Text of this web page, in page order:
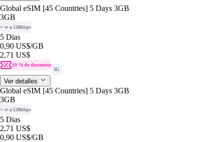
Global eSIM [45 Countries] 5 Days 3GB
3GB
+ ∞ a 128kbps
5 Dias
0,90 US$/GB
2,71 US$
10 % de descuento
5G
Ver detalles
Global eSIM [45 Countries] 5 Days 3GB
3GB
+ ∞ a 128kbps
5 Dias
2,71 US$
0,90 US$/GB